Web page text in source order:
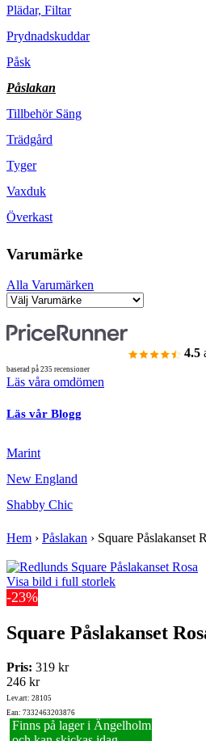
Plädar, Filtar
Prydnadskuddar
Påsk
Påslakan
Tillbehör Säng
Trädgård
Tyger
Vaxduk
Överkast
Varumärke
Alla Varumärken
4.5
baserad på 235 recensioner
Läs våra omdömen
Läs vår Blogg
Marint
New England
Shabby Chic
Hem › Påslakan › Square Påslakanset
Visa bild i full storlek
-23%
Square Påslakanset
Pris: 319 kr
246 kr
Lev.art: 28105
Ean: 7332463203876
Finns på lager i Ängelholm